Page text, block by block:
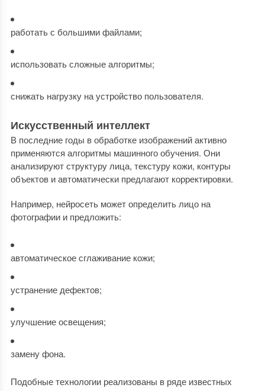
работать с большими файлами;
использовать сложные алгоритмы;
снижать нагрузку на устройство пользователя.
Искусственный интеллект
В последние годы в обработке изображений активно
применяются алгоритмы машинного обучения. Они
анализируют структуру лица, текстуру кожи, контуры
объектов и автоматически предлагают корректировки.
Например, нейросеть может определить лицо на
фотографии и предложить:
автоматическое сглаживание кожи;
устранение дефектов;
улучшение освещения;
замену фона.
Подобные технологии реализованы в ряде известных